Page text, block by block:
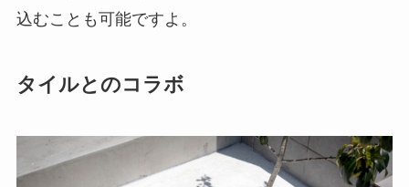
込むことも可能ですよ。
タイルとのコラボ